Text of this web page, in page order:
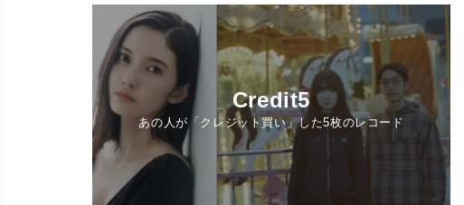
Credit5
あの人が「クレジット買い」した5枚のレコード